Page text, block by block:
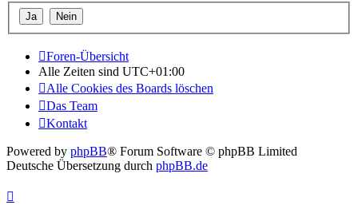
Foren-Übersicht
Alle Zeiten sind UTC+01:00
Alle Cookies des Boards löschen
Das Team
Kontakt
Powered by phpBB® Forum Software © phpBB Limited
Deutsche Übersetzung durch phpBB.de